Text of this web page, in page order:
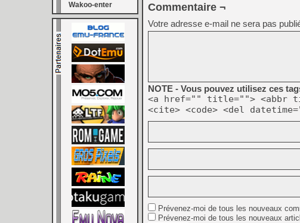
Wakoo-enter
Commentaire ¬
Votre adresse e-mail ne sera pas
NOTE - Vous pouvez utilisez ces
<a href="" title=""> <abbr
<cite> <code> <del
Prévenez-moi de tous les nouveaux
Prévenez-moi de tous les nouveaux